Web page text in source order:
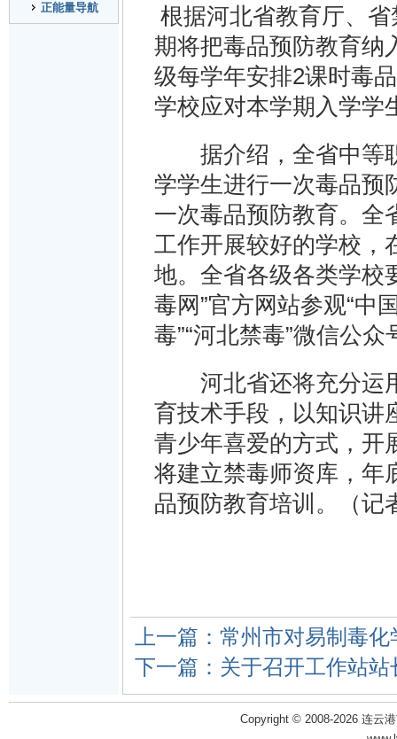
正能量导航
根据河北省教育厅、
期将把毒品预防教育纳
级每学年安排2课时毒
学校应对本学期入学学
据介绍，全省中等职
学学生进行一次毒品预
一次毒品预防教育。全
工作开展较好的学校，
地。全省各级各类学校
毒网”官方网站参观“中
毒”“河北禁毒”微信公众
河北省还将充分运用
育技术手段，以知识讲
青少年喜爱的方式，开
将建立禁毒师资库，年
品预防教育培训。（记
上一篇：常州市对易制毒
下一篇：关于召开工作站站
Copyright © 2008-2026 连云